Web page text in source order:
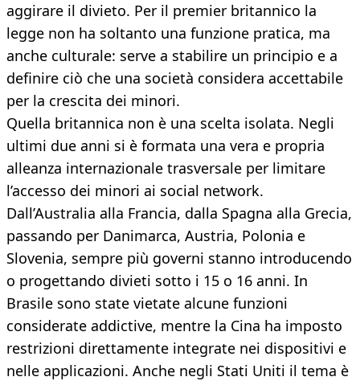
aggirare il divieto. Per il premier britannico la
legge non ha soltanto una funzione pratica, ma
anche culturale: serve a stabilire un principio e a
definire ciò che una società considera accettabile
per la crescita dei minori.
Quella britannica non è una scelta isolata. Negli
ultimi due anni si è formata una vera e propria
alleanza internazionale trasversale per limitare
l’accesso dei minori ai social network.
Dall’Australia alla Francia, dalla Spagna alla Grecia,
passando per Danimarca, Austria, Polonia e
Slovenia, sempre più governi stanno introducendo
o progettando divieti sotto i 15 o 16 anni. In
Brasile sono state vietate alcune funzioni
considerate addictive, mentre la Cina ha imposto
restrizioni direttamente integrate nei dispositivi e
nelle applicazioni. Anche negli Stati Uniti il tema è